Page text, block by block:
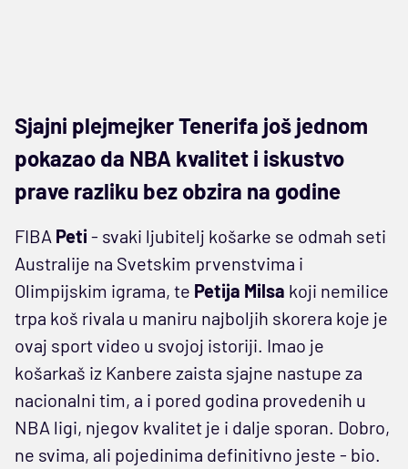
Sjajni plejmejker Tenerifa još jednom
pokazao da NBA kvalitet i iskustvo
prave razliku bez obzira na godine
FIBA Peti - svaki ljubitelj košarke se odmah seti
Australije na Svetskim prvenstvima i
Olimpijskim igrama, te Petija Milsa koji nemilice
trpa koš rivala u maniru najboljih skorera koje je
ovaj sport video u svojoj istoriji. Imao je
košarkaš iz Kanbere zaista sjajne nastupe za
nacionalni tim, a i pored godina provedenih u
NBA ligi, njegov kvalitet je i dalje sporan. Dobro,
ne svima, ali pojedinima definitivno jeste - bio.